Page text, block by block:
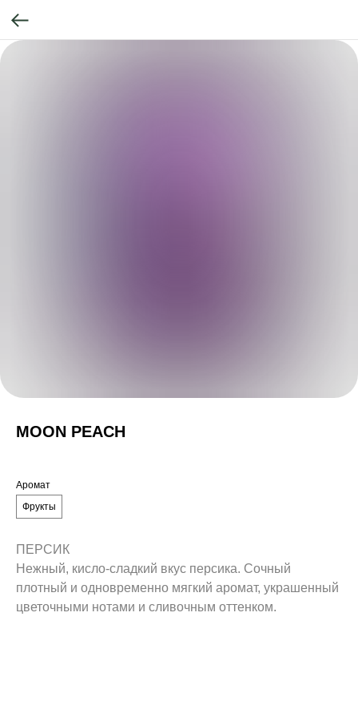
MOON PEACH
Аромат
Фрукты
ПЕРСИК
Нежный, кисло-сладкий вкус персика. Сочный
плотный и одновременно мягкий аромат, украшенный
цветочными нотами и сливочным оттенком.